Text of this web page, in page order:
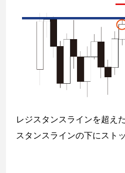
レジスタンスラインを超
スタンスラインの下にスト